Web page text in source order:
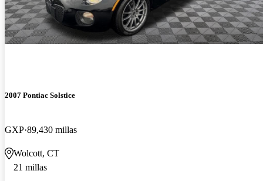
2007 Pontiac Solstice
GXP 89,430 millas
Wolcott, CT
21 millas